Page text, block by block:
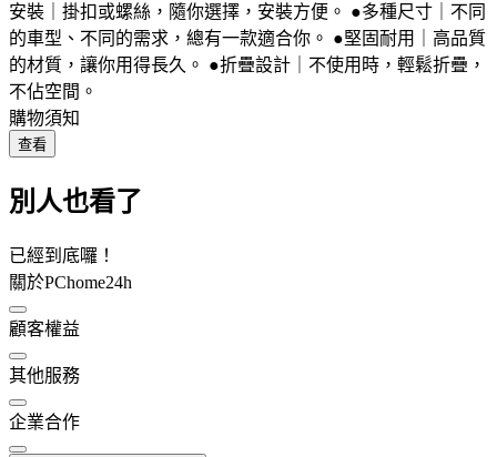
安裝｜掛扣或螺絲，隨你選擇，安裝方便。 ●多種尺寸｜不同
的車型、不同的需求，總有一款適合你。 ●堅固耐用｜高品質
的材質，讓你用得長久。 ●折疊設計｜不使用時，輕鬆折疊，
不佔空間。
購物須知
查看
別人也看了
已經到底囉！
關於PChome24h
顧客權益
其他服務
企業合作